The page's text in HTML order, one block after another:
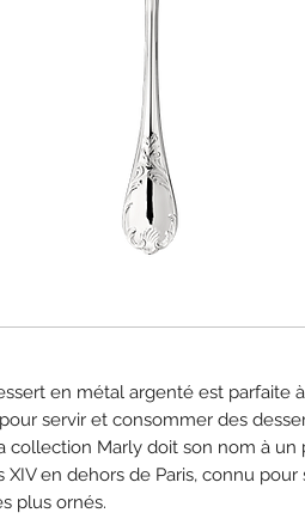
en métal argenté est parfaite
servir et consommer des
collection Marly doit son nom à un
XIV en dehors de Paris, connu pour
plus ornés.